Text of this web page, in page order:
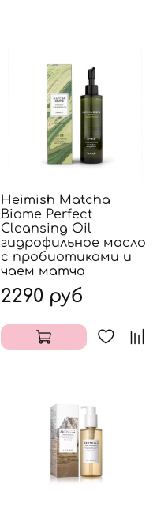
Heimish Matcha
Biome Perfect
Cleansing Oil
гидрофильное масло
с пробиотиками и
чаем матча
2290 руб